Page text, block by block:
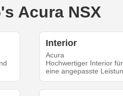
Acura NSX
Interior
Acura
Hochwertiger Interior
eine angepasste